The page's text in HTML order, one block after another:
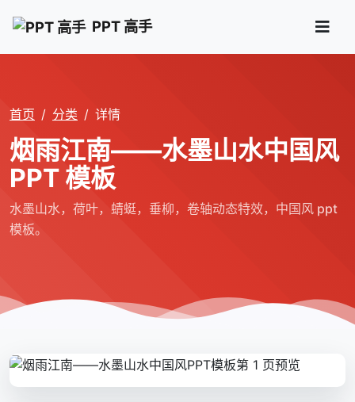
PPT 高手
首页 分类 详情
烟雨江南――水墨山水中国风
PPT 模板
水墨山水，荷叶，蜻蜓，垂柳，卷轴动态特效，中国风 ppt
模板。